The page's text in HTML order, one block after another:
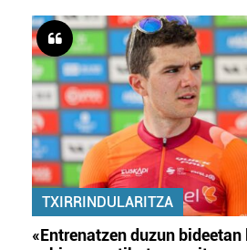
TXIRRINDULARITZA
«Entrenatzen duzun